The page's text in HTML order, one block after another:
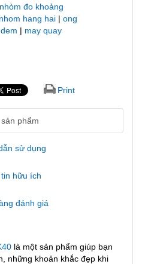
đo khoảng
hang hai | ong
| may quay
Print
phẩm
sử dụng
hữu ích
đánh giá
là một sản phẩm giúp bạn
những khoản khắc đẹp khi